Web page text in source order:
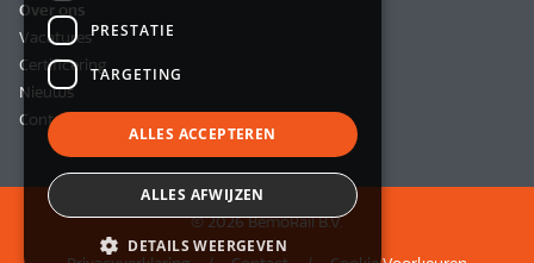
Over ons
Vacatures
Certificering
Nieuws
Contact
© 2026 BemoRail B.V.
PRESTATIE
TARGETING
ALLES ACCEPTEREN
ALLES AFWIJZEN
DETAILS WEERGEVEN